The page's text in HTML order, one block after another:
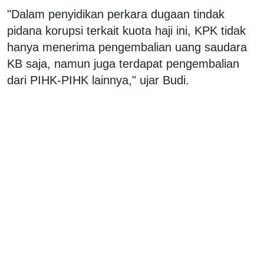
"Dalam penyidikan perkara dugaan tindak
pidana korupsi terkait kuota haji ini, KPK tidak
hanya menerima pengembalian uang saudara
KB saja, namun juga terdapat pengembalian
dari PIHK-PIHK lainnya," ujar Budi.